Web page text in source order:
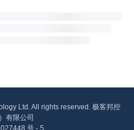
Ltd. All rights reserved. 极客邦控
有限公司
号 - 5